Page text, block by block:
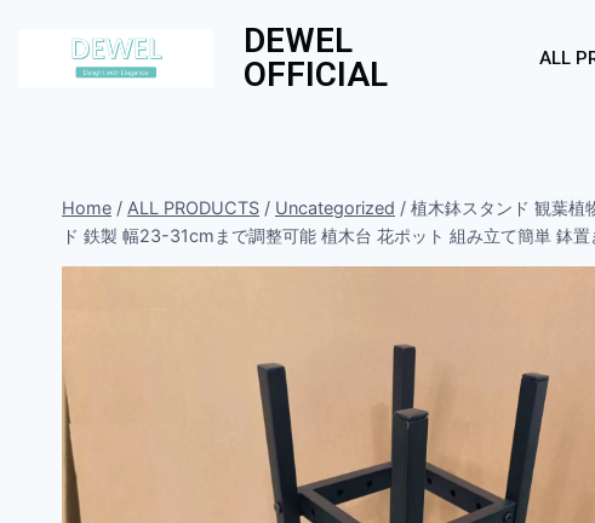
DEWEL
OFFICIAL
ALL
Home / ALL PRODUCTS / Uncategorized / 植木鉢スタンド 観葉植
ド 鉄製 幅23-31cmまで調整可能 植木台 花ポット 組み立て簡単 鉢置